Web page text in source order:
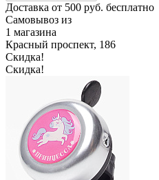
Доставка от 500 руб. бесплатно
Самовывоз из
1 магазина
Красный проспект, 186
Скидка!
Скидка!